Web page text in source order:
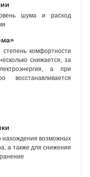
шума и расход
комфортности
снижается, за
а при
нахождения возможных
а также для снижения